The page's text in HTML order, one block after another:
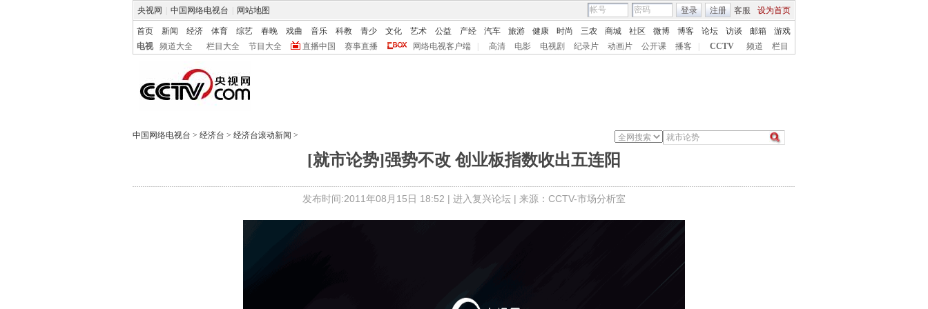
央视网 中国网络电视台 网站地图 客服 设为首页
登录 注册
首页 新闻 经济 体育 综艺 春晚 戏曲 音乐 科教 青少 文化 艺术 公益 产经 汽车 旅游 健康 时尚 三农 商城 社区 微博 博客 论坛 访谈 邮箱
游戏
电视
频道大全 栏目大全 节目大全 直播中国 赛事直播 网络电视客户端 高清 电影 电视剧 纪录片 动画片 公开课 播客 CCTV 频道 栏目
中国网络电视台 > 经济台 > 经济台滚动新闻 >
[就市论势]强势不改 创业板指数收出五连阳
发布时间:2011年08月15日 18:52 | 进入复兴论坛 | 来源：CCTV-市场分析室